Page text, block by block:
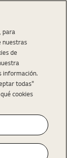
para
nuestras
de
información.
todas"
cookies